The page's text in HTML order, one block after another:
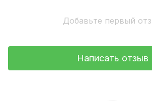
Добавьте первый
Написать отзыв